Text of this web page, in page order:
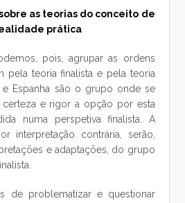
as teorias do conceito de
prática
pois, agrupar as ordens
pela teoria finalista e pela teoria
e Espanha são o grupo onde se
e rigor a opção por esta
numa perspetiva finalista. A
interpretação contrária, serão,
e adaptações, do grupo
de problematizar e questionar